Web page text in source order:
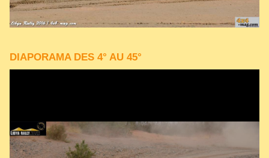
DIAPORAMA DES 4° AU 45°